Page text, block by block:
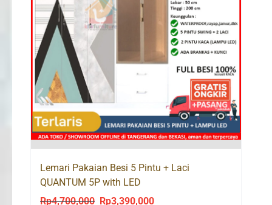
Lemari Pakaian Besi 5 Pintu + Laci
QUANTUM 5P with LED
Rp4,700,000
Original
Rp3,390,000Current